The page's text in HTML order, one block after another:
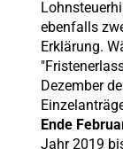
ebenfalls
Erklärung.
Dezember
Ende
Jahr 2019